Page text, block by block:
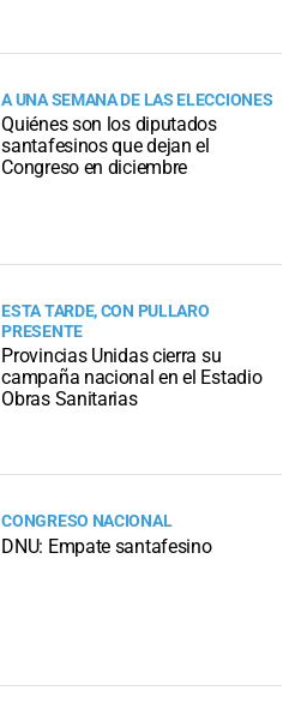
A UNA SEMANA DE LAS ELECCIONES
Quiénes son los diputados
santafesinos que dejan el
Congreso en diciembre
ESTA TARDE, CON PULLARO
PRESENTE
Provincias Unidas cierra su
campaña nacional en el Estadio
Obras Sanitarias
CONGRESO NACIONAL
DNU: Empate santafesino